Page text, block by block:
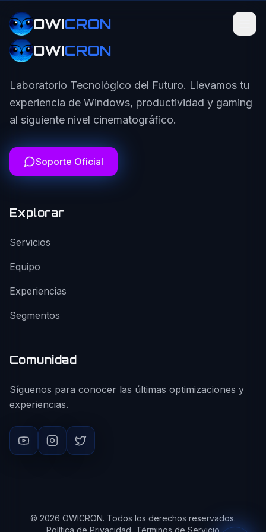
OWICRON
OWICRON
Laboratorio Tecnológico del Futuro. Llevamos tu
experiencia de Windows, productividad y gaming
al siguiente nivel cinematográfico.
Soporte Oficial
Explorar
Servicios
Equipo
Experiencias
Segmentos
Comunidad
Síguenos para conocer las últimas optimizaciones y
experiencias.
© 2026 OWICRON. Todos los derechos reservados.
Política de Privacidad Términos de Servicio